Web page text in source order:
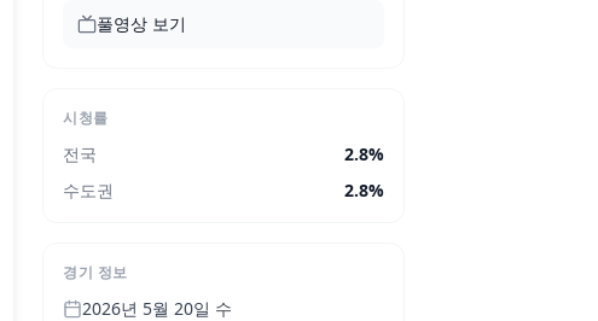
풀영상 보기
시청률
전국 2.8%
수도권
2.8%
경기 정보
2026년 5월 20일 수